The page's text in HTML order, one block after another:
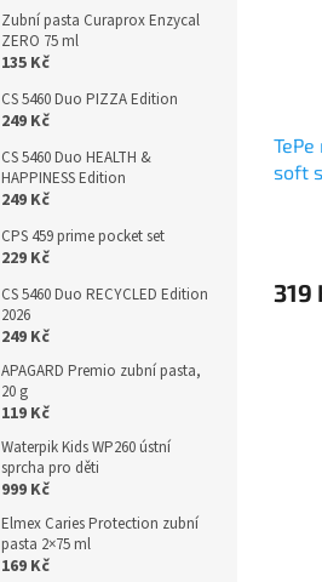
Zubní pasta Curaprox Enzycal
ZERO 75 ml
135 Kč
CS 5460 Duo PIZZA Edition
249 Kč
CS 5460 Duo HEALTH &
HAPPINESS Edition
249 Kč
CPS 459 prime pocket set
229 Kč
CS 5460 Duo RECYCLED Edition
2026
249 Kč
APAGARD Premio zubní pasta,
20 g
119 Kč
Waterpik Kids WP260 ústní
sprcha pro děti
999 Kč
Elmex Caries Protection zubní
pasta 2×75 ml
169 Kč
soft
319